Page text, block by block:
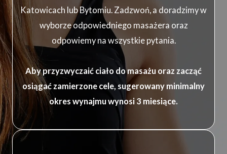
Katowicach lub Bytomiu. Zadzwoń, a doradzimy w
wyborze odpowiedniego masażera oraz
odpowiemy na wszystkie pytania.
Aby przyzwyczaić ciało do masażu oraz zacząć
osiągać zamierzone cele, sugerowany minimalny
okres wynajmu wynosi 3 miesiące.